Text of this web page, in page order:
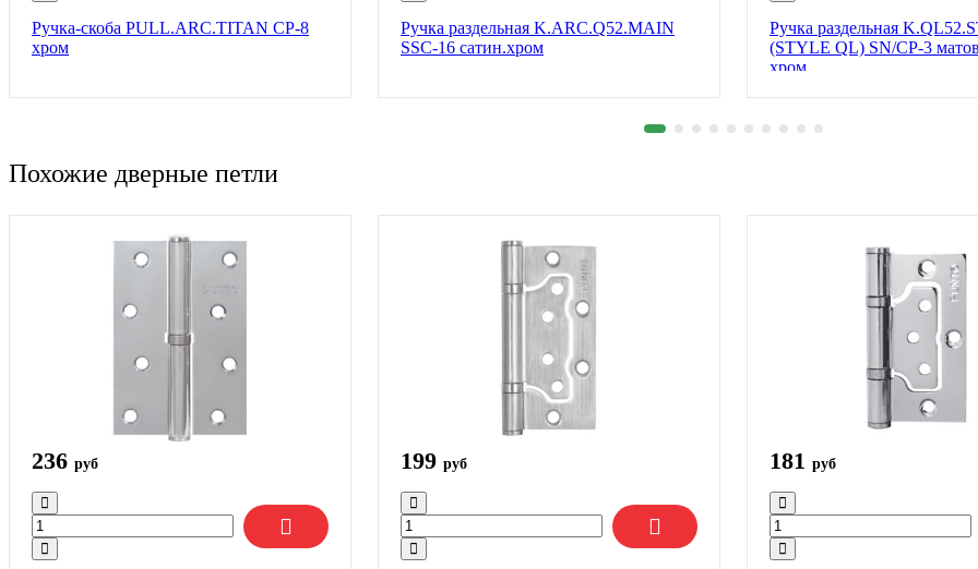
Ручка-скоба PULL.ARC.TITAN CP-8
хром
Ручка раздельная K.ARC.Q52.MAIN
SSC-16 сатин.хром
Ручка раздельная
(STYLE QL) SN/CP-3
хром
Похожие дверные петли
236 руб 199 руб 181 руб